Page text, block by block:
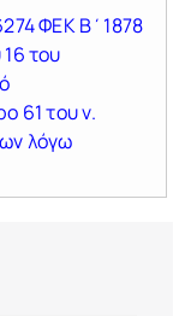
ΦΕΚ Β΄1878
του
61 του ν.
λόγω